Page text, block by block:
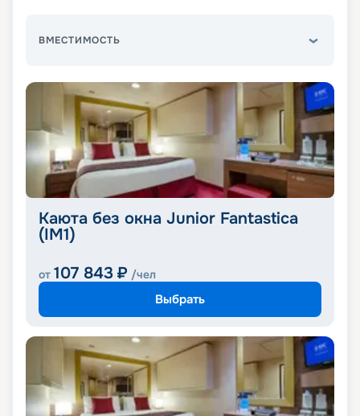
ВМЕСТИМОСТЬ
Каюта без окна Junior Fantastica
(IM1)
от 107 843 ₽ /чел
Выбрать